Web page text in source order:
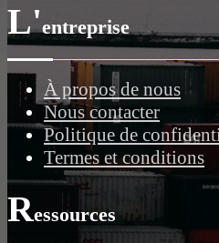
L'entreprise
À propos de nous
Nous contacter
Politique de
Termes et conditions
Ressources